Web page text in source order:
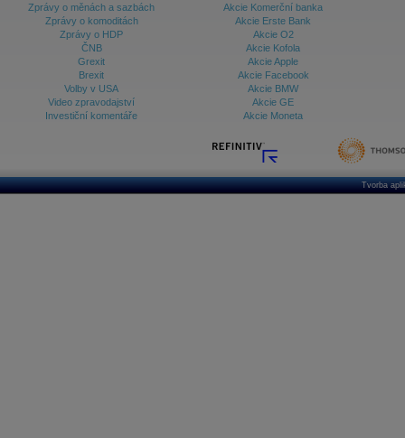
Zprávy o měnách a sazbách
Zprávy o komoditách
Zprávy o HDP
ČNB
Grexit
Brexit
Volby v USA
Video zpravodajství
Investiční komentáře
Akcie Komerční banka
Akcie Erste Bank
Akcie O2
Akcie Kofola
Akcie Apple
Akcie Facebook
Akcie BMW
Akcie GE
Akcie Moneta
Tvorba